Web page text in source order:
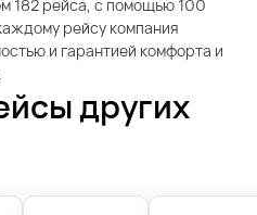
182 рейса, с помощью 100
рейсу компания
и гарантией комфорта и
других